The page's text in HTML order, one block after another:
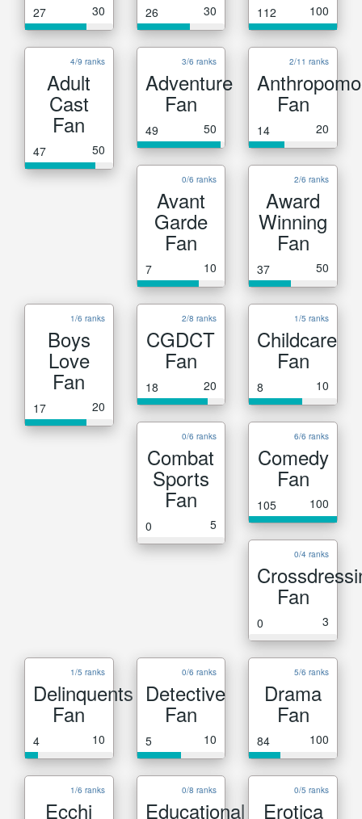
27 30 26 30 112 100
4/9 ranks
Adult
Cast
Fan
47 50
3/6 ranks
Adventure
Fan
49 50
2/11 ranks
Fan
14 20
0/6 ranks
Avant
Garde
Fan
7 10
2/6 ranks
Award
Winning
Fan
37 50
1/6 ranks
Boys
Love
Fan
17 20
2/8 ranks
CGDCT
Fan
18 20
1/5 ranks
Childcare
Fan
8 10
0/6 ranks
Combat
Sports
Fan
0 5
6/6 ranks
Comedy
Fan
105 100
0/4 ranks
Fan
0 3
1/5 ranks
Delinquents
Fan
4 10
0/6 ranks
Detective
Fan
5 10
5/6 ranks
Drama
Fan
84 100
1/6 ranks
Ecchi
0/8 ranks
Educational
0/5 ranks
Erotica